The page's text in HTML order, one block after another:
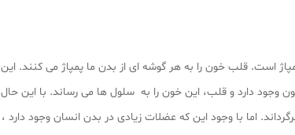
است. قلب خون را به هر گوشه ای از بدن ما پمپاژ می کنند.
دارد و قلب، این خون را به سلول ها می رساند. با این
اما با وجود این که عضلات زیادی در بدن انسان وجود دارد